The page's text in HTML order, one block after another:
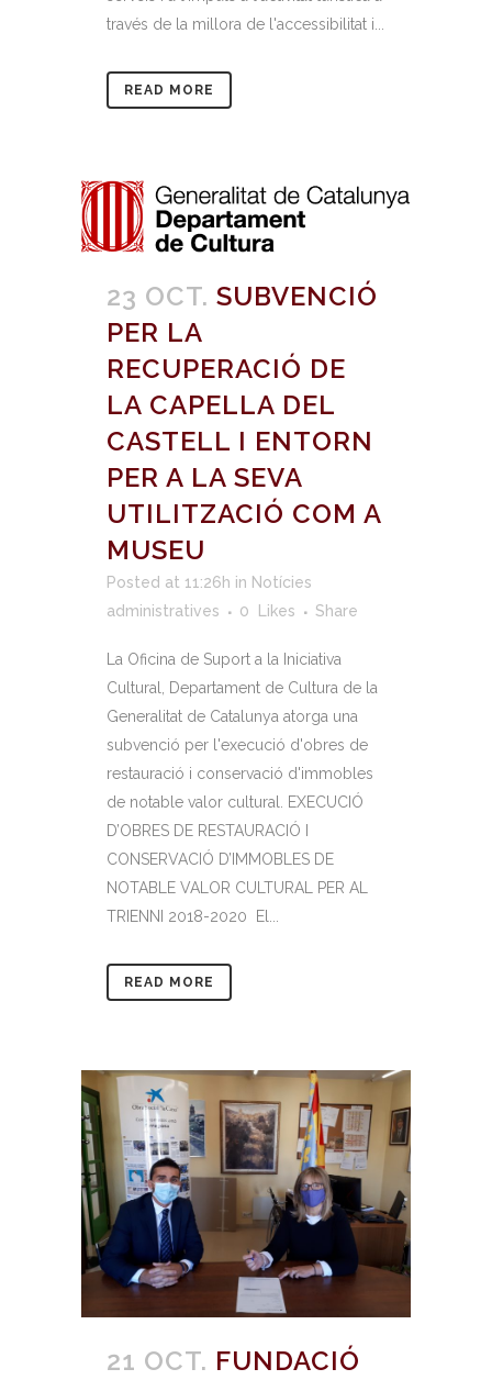
través de la millora de l'accessibilitat i...
READ MORE
23 OCT. SUBVENCIÓ
PER LA
RECUPERACIÓ DE
LA CAPELLA DEL
CASTELL I ENTORN
PER A LA SEVA
UTILITZACIÓ COM A
MUSEU
Posted at 11:26h in Notícies
administratives
0 Likes Share
La Oficina de Suport a la Iniciativa
Cultural, Departament de Cultura de la
Generalitat de Catalunya atorga una
subvenció per l'execució d'obres de
restauració i conservació d'immobles
de notable valor cultural. EXECUCIÓ
D’OBRES DE RESTAURACIÓ I
CONSERVACIÓ D’IMMOBLES DE
NOTABLE VALOR CULTURAL PER AL
TRIENNI 2018-2020 El...
READ MORE
21 OCT. FUNDACIÓ